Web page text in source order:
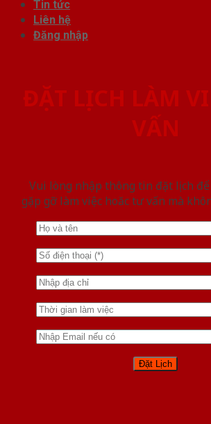
Tin tức
Liên hệ
Đăng nhập
ĐẶT LỊCH LÀM
VẤN
Vui lòng nhập thông tin đặt lịch
gặp gỡ làm việc hoăc tư vấn mà